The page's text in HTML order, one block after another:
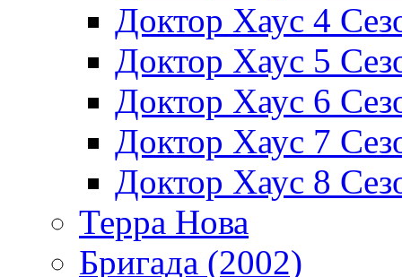
Доктор Хаус 4
Доктор Хаус 5
Доктор Хаус 6
Доктор Хаус 7
Доктор Хаус 8
Терра Нова
Бригада (2002)